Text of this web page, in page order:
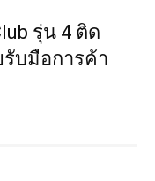
รุ่น 4 ติด
รับมือการค้า